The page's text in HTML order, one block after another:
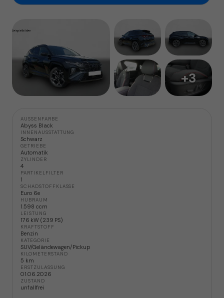
+3
AUSSENFARBE
Abyss Black
INNENAUSSTATTUNG
Schwarz
GETRIEBE
Automatik
ZYLINDER
4
PARTIKELFILTER
1
SCHADSTOFFKLASSE
Euro 6e
HUBRAUM
1.598 ccm
LEISTUNG
176 kW (239 PS)
KRAFTSTOFF
Benzin
KATEGORIE
SUV/Geländewagen/Pickup
KILOMETERSTAND
5 km
ERSTZULASSUNG
01.06.2026
ZUSTAND
unfallfrei